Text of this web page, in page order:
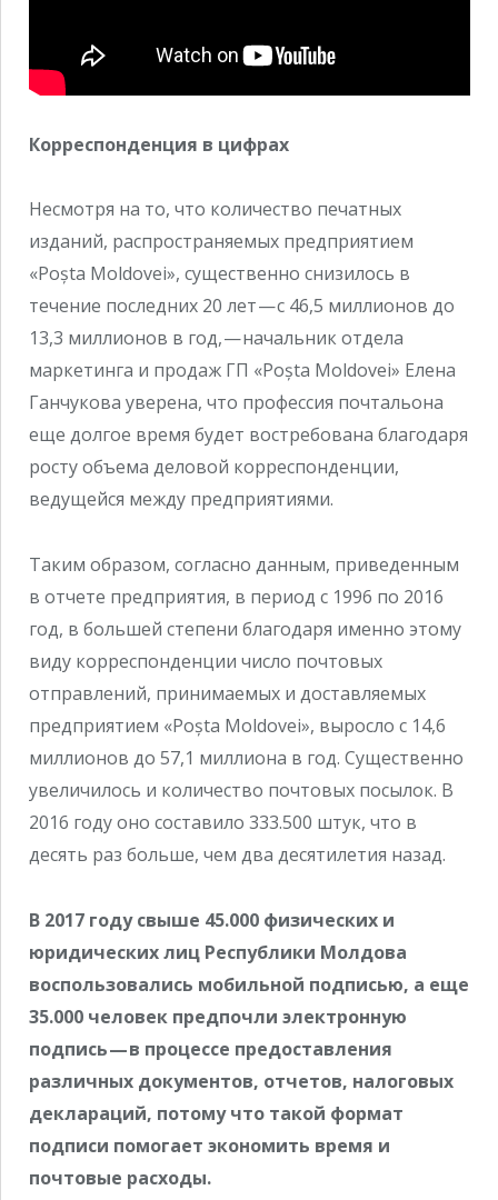
Корреспонденция в цифрах
Несмотря на то, что количество печатных
изданий, распространяемых предприятием
«Poșta Moldovei», существенно снизилось в
течение последних 20 лет — с 46,5 миллионов до
13,3 миллионов в год, — начальник отдела
маркетинга и продаж ГП «Poșta Moldovei» Елена
Ганчукова уверена, что профессия почтальона
еще долгое время будет востребована благодаря
росту объема деловой корреспонденции,
ведущейся между предприятиями.
Таким образом, согласно данным, приведенным
в отчете предприятия, в период с 1996 по 2016
год, в большей степени благодаря именно этому
виду корреспонденции число почтовых
отправлений, принимаемых и доставляемых
предприятием «Poșta Moldovei», выросло с 14,6
миллионов до 57,1 миллиона в год. Существенно
увеличилось и количество почтовых посылок. В
2016 году оно составило 333.500 штук, что в
десять раз больше, чем два десятилетия назад.
В 2017 году свыше 45.000 физических и
юридических лиц Республики Молдова
воспользовались мобильной подписью, а еще
35.000 человек предпочли электронную
подпись — в процессе предоставления
различных документов, отчетов, налоговых
деклараций, потому что такой формат
подписи помогает экономить время и
почтовые расходы.